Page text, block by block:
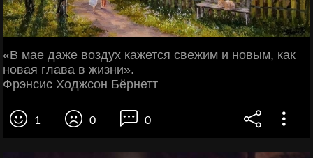
«В мае даже воздух кажется свежим и новым, как
новая глава в жизни».
Фрэнсис Ходжсон Бёрнетт
1 0 0